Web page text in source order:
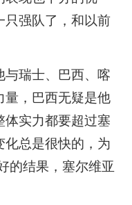
只强队了，和以前
与瑞士、巴西、喀
量，巴西无疑是他
体实力都要超过塞
化总是很快的，为
的结果，塞尔维亚